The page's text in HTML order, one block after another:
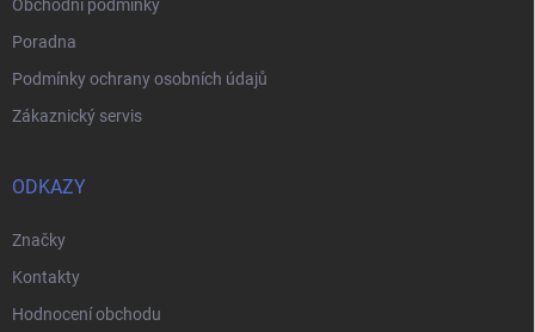
Obchodní podmínky
Poradna
Podmínky ochrany osobních údajů
Zákaznický servis
ODKAZY
Značky
Kontakty
Hodnocení obchodu